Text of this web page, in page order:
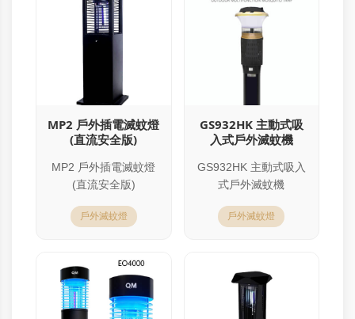
MP2 戶外插電滅蚊燈
(直流安全版)
MP2 戶外插電滅蚊燈
(直流安全版)
戶外滅蚊燈
GS932HK 主動式吸
入式戶外滅蚊機
GS932HK 主動式吸入
式戶外滅蚊機
戶外滅蚊燈